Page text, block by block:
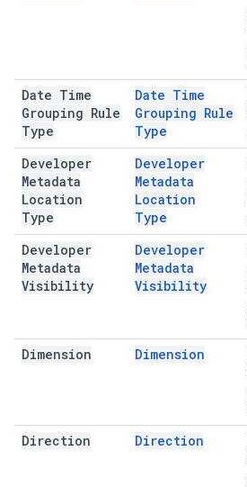
Date Time
Grouping Rule
Type
Date Time
Grouping Rule
Type
Developer
Metadata
Location
Type
Developer
Metadata
Location
Type
Developer
Metadata
Visibility
Developer
Metadata
Visibility
Dimension Dimension
Direction Direction